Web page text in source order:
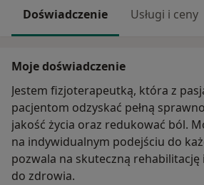
Doświadczenie Usługi i ceny
Moje doświadczenie
Jestem fizjoterapeutką, która z
pacjentom odzyskać pełną
jakość życia oraz redukować ból.
na indywidualnym podejściu do
pozwala na skuteczną
do zdrowia.